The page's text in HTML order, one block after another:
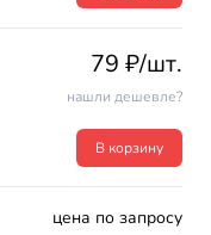
79 ₽/шт.
нашли дешевле?
В корзину
цена по запросу